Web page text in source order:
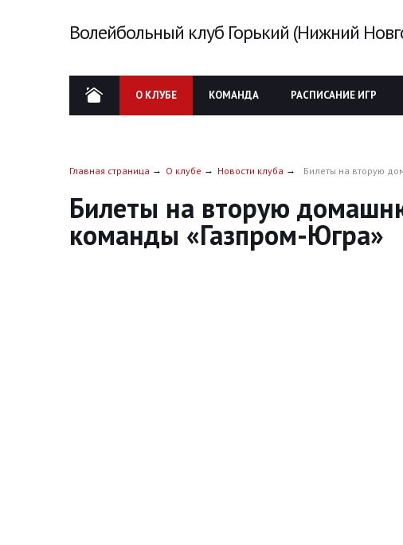
Волейбольный клуб Горький (Нижний
О КЛУБЕ КОМАНДА РАСПИСАНИЕ ИГР
Главная страница О клубе Новости клуба Билеты на вторую
Билеты на вторую
команды «Газпром-Югра»